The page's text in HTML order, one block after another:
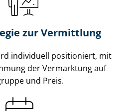
zur Vermittlung
individuell positioniert, mit
der Vermarktung auf
und Preis.